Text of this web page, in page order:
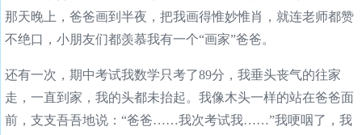
那天晚上，爸爸画到半夜，把我画得惟妙惟肖，就连老师都赞
不绝口，小朋友们都羡慕我有一个“画家”爸爸。
还有一次，期中考试我数学只考了89分，我垂头丧气的往家
走，一直到家，我的头都未抬起。我像木头一样的站在爸爸面
前，支支吾吾地说：“爸爸……我次考试我……”我哽咽了，我